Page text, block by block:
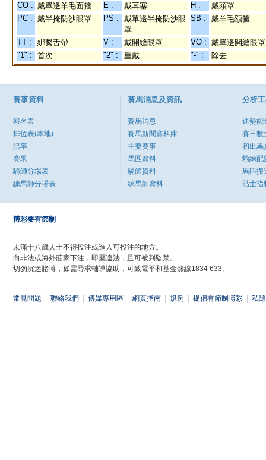
CO : 戴單邊羊毛面箍 E : 戴耳塞 H :
戴頭罩
PC : 戴半掩防沙眼罩 PS :
戴單邊半掩防沙眼
罩
SB : 戴羊毛額箍
TT : 綁繫舌帶 V : 戴開縫眼罩 VO : 戴單邊開縫眼罩
"1" :
首次 "2" : 重戴 "-" : 除去
賽事資料
報名表
排位表(本地)
賠率
賽果
騎師分場表
練馬師分場表
賽馬消息及資訊
賽馬消息
賽馬新聞資料庫
主要賽事
馬匹資料
騎師資料
練馬師資料
分析
速勢能
賽日數
初出馬
騎練配
馬匹搬
貼士指
博彩要有節制
未滿十八歲人士不得投注或進入可投注的地方。
向非法或海外莊家下注，即屬違法，且可被判監禁。
切勿沉迷賭博，如需尋求輔導協助，可致電平和基金熱線1834 633。
常見問題 聯絡我們 傳媒專用區 網頁指南 規例 提倡有節制博彩 私